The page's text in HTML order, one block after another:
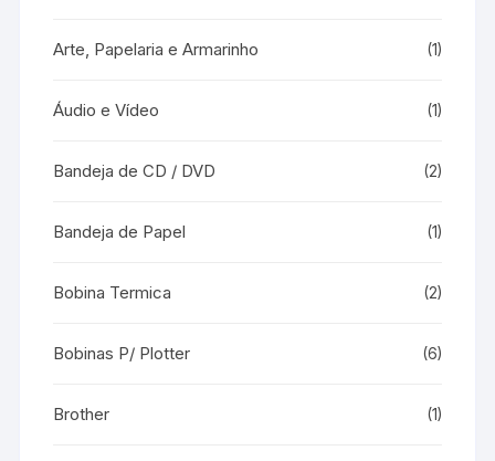
Arte, Papelaria e Armarinho (1)
Áudio e Vídeo (1)
Bandeja de CD / DVD (2)
Bandeja de Papel (1)
Bobina Termica (2)
Bobinas P/ Plotter (6)
Brother (1)